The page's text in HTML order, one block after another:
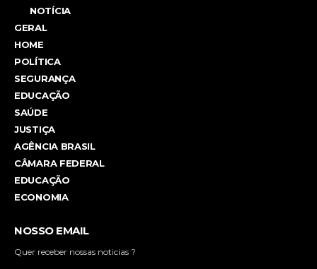
NOTÍCIA
GERAL
HOME
POLÍTICA
SEGURANÇA
EDUCAÇÃO
SAÚDE
JUSTIÇA
AGÊNCIA BRASIL
CÂMARA FEDERAL
EDUCAÇÃO
ECONOMIA
NOSSO EMAIL
Quer receber nossas noticias ?